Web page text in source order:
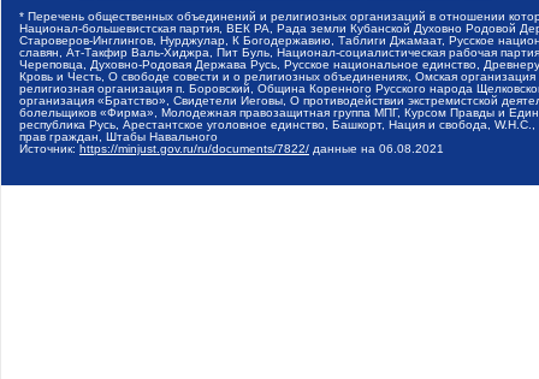
* Перечень общественных объединений и религиозных организаций в отношении
Национал-большевистская партия, ВЕК РА, Рада земли Кубанской Духовно Родовой
Староверов-Инглингов, Нурджулар, К Богодержавию, Таблиги Джамаат, Русское
славян, Ат-Такфир Валь-Хиджра, Пит Буль, Национал-социалистическая рабочая
Череповца, Духовно-Родовая Держава Русь, Русское национальное единство,
Кровь и Честь, О свободе совести и о религиозных объединениях, Омская
религиозная организация п. Боровский, Община Коренного Русского народа
организация «Братство», Свидетели Иеговы, О противодействии экстремистской
болельщиков «Фирма», Молодежная правозащитная группа МПГ, Курсом Правды и
республика Русь, Арестантское уголовное единство, Башкорт, Нация и свобода,
прав граждан, Штабы Навального
Источник: https://minjust.gov.ru/ru/documents/7822/ данные на 06.08.2021